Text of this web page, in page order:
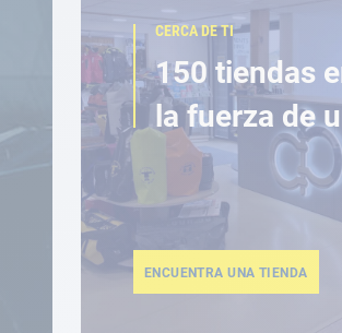
CERCA DE TI
150 tiendas
la fuerza de
ENCUENTRA UNA TIENDA